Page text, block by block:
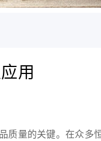
用
的关键。在众多